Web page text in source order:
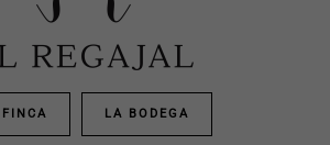
LA BODEGA